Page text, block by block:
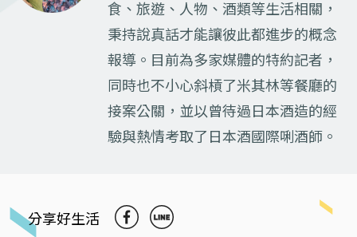
食、旅遊、人物、酒類等生活相關，
秉持說真話才能讓彼此都進步的概念
報導。目前為多家媒體的特約記者，
同時也不小心斜槓了米其林等餐廳的
接案公關，並以曾待過日本酒造的經
驗與熱情考取了日本酒國際唎酒師。
分享好生活